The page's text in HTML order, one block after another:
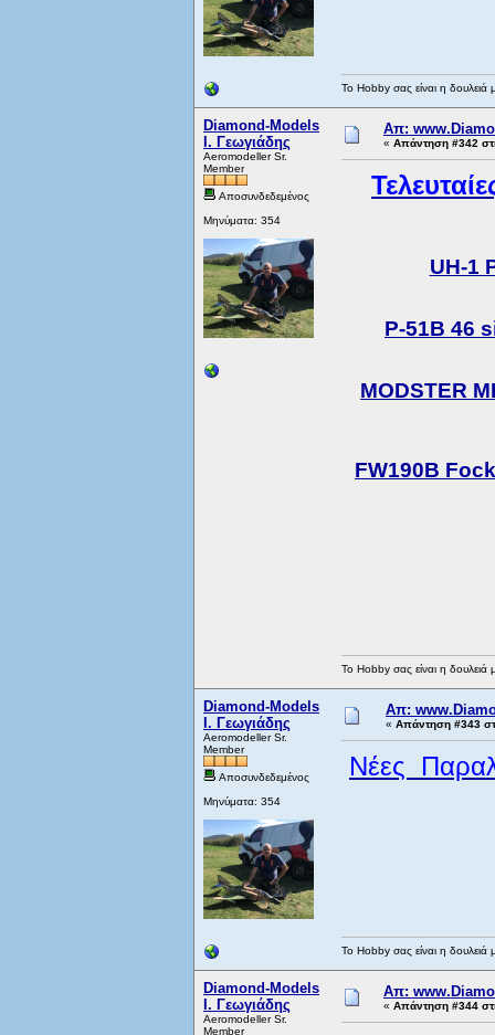
Το Hobby σας είναι η δουλειά
Diamond-Models
Ι. Γεωγιάδης
Aeromodeller Sr.
Member
Αποσυνδεδεμένος
Μηνύματα: 354
Απ:
« Απάντηση #342
UH-1
P-51B 46
MODSTER
FW190B
Το Hobby σας είναι η δουλειά
Diamond-Models
Ι. Γεωγιάδης
Aeromodeller Sr.
Member
Αποσυνδεδεμένος
Μηνύματα: 354
Απ:
« Απάντηση #343
Νέες
Το Hobby σας είναι η δουλειά
Diamond-Models
Ι. Γεωγιάδης
Aeromodeller Sr.
Member
Απ:
« Απάντηση #344